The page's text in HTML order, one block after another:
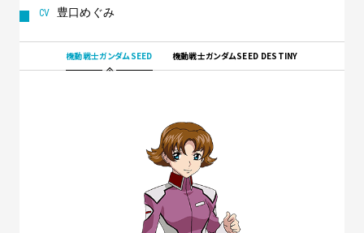
豊口めぐみ
機動戦士ガンダムSEED 機動戦士ガンダムSEED DESTINY